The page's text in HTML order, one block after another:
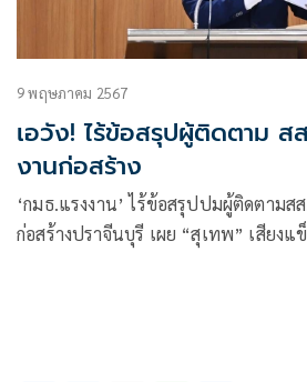
9 พฤษภาคม 2567
เอวัง! ไร้ข้อสรุปผู้ติดตาม
งานก่อสร้าง
‘กมธ.แรงงาน’ ไร้ข้อสรุปปมผู้ติดตามส
ก่อสร้างปราจีนบุรี เผย “สุเทพ” เสียง